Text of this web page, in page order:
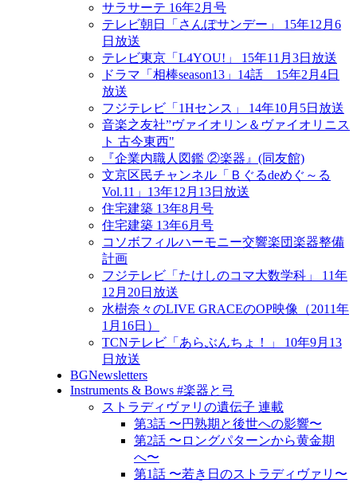
サラサーテ 16年2月号
テレビ朝日「さんぽサンデー」 15年12月6
日放送
テレビ東京「L4YOU!」 15年11月3日放送
ドラマ「相棒season13」14話 15年2月4日
放送
フジテレビ「1Hセンス」 14年10月5日放送
音楽之友社”ヴァイオリン＆ヴァイオリニス
ト 古今東西"
『企業内職人図鑑 ②楽器』(同友館)
文京区民チャンネル「Ｂぐるdeめぐ～る
Vol.11」13年12月13日放送
住宅建築 13年8月号
住宅建築 13年6月号
コソボフィルハーモニー交響楽団楽器整備
計画
フジテレビ「たけしのコマ大数学科」 11年
12月20日放送
水樹奈々のLIVE GRACEのOP映像（2011年
1月16日）
TCNテレビ「あらぶんちょ！」 10年9月13
日放送
BGNewsletters
Instruments & Bows #楽器と弓
ストラディヴァリの遺伝子 連載
第3話 〜円熟期と後世への影響〜
第2話 〜ロングパターンから黄金期
へ〜
第1話 〜若き日のストラディヴァリ〜